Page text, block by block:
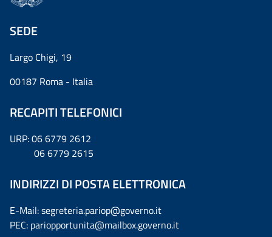
SEDE
Largo Chigi, 19
00187 Roma - Italia
RECAPITI TELEFONICI
URP: 06 6779 2612
06 6779 2615
INDIRIZZI DI POSTA ELETTRONICA
E-Mail: segreteria.pariop@governo.it
PEC: pariopportunita@mailbox.governo.it